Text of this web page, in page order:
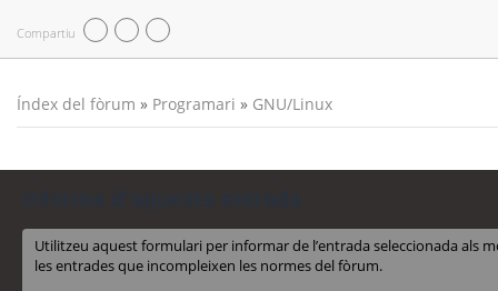
Compartiu
Índex del fòrum » Programari » GNU/Linux
Utilitzeu aquest formulari per informar de l’entrada seleccionada als
les entrades que incompleixen les normes del fòrum.